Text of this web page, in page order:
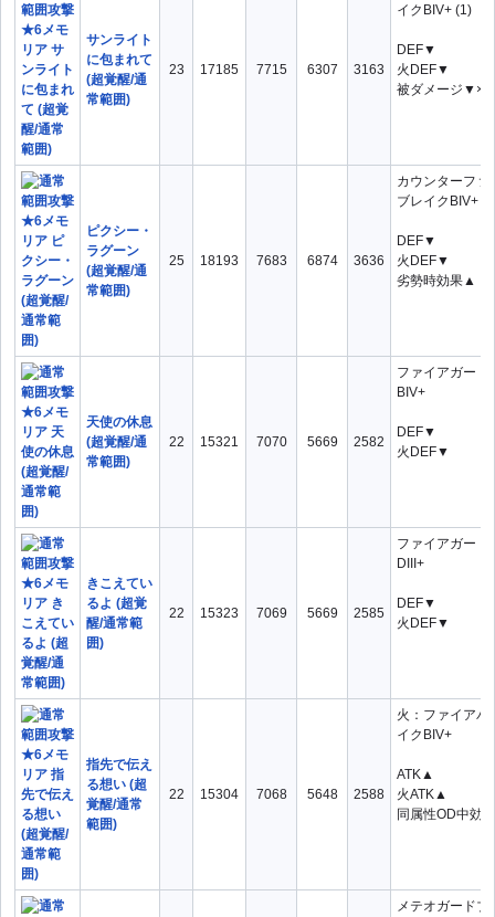
サンライト
に包まれて
(超覚醒/通
常範囲)
23 17185 7715 6307 3163
イクBIV+ (1)
DEF▼
火DEF▼
被ダメージ▼×1
ピクシー・
ラグーン
(超覚醒/通
常範囲)
25 18193 7683 6874 3636
カウンターファ
ブレイクBIV+
DEF▼
火DEF▼
劣勢時効果▲
天使の休息
(超覚醒/通
常範囲)
22 15321 7070 5669 2582
ファイアガード
BIV+
DEF▼
火DEF▼
きこえてい
るよ (超覚
醒/通常範
囲)
22 15323 7069 5669 2585
ファイアガード
DIII+
DEF▼
火DEF▼
指先で伝え
る想い (超
覚醒/通常
範囲)
22 15304 7068 5648 2588
火：ファイアパ
イクBIV+
ATK▲
火ATK▲
同属性OD中効
メテオガードブ